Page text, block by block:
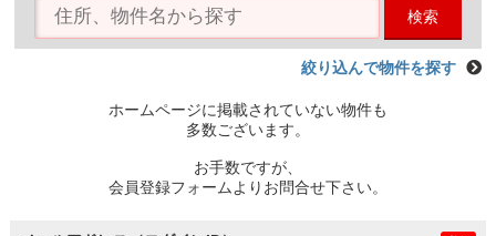
検索
絞り込んで物件を探す
ホームページに掲載されていない物件も
多数ございます。
お手数ですが、
会員登録フォームよりお問合せ下さい。